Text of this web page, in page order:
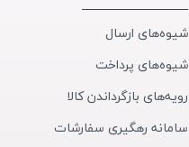
شیوه‌های ارسال
شیوه‌های پرداخت
رویه‌های بازگرداندن کالا
سامانه رهگیری سفارشات